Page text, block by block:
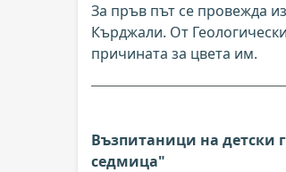
За пръв път се провежда
Кърджали. От
причината за цвета им.
Възпитаници на детски
седмица"